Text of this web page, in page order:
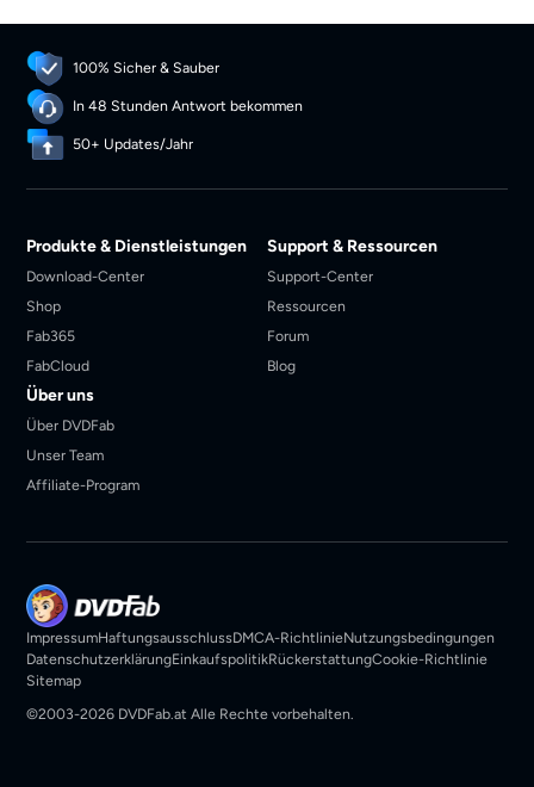
Test zeigt Freemium-Limits, Format- und
Desktop-Alternative lohnt.
100% Sicher & Sauber
In 48 Stunden Antwort bekommen
50+ Updates/Jahr
Produkte & Dienstleistungen
Download-Center
Shop
Fab365
FabCloud
Support & Ressourcen
Support-Center
Ressourcen
Forum
Blog
Über uns
Über DVDFab
Unser Team
Affiliate-Program
ImpressumHaftungsausschlussDMCA-RichtlinieNutzungsbedingungen
DatenschutzerklärungEinkaufspolitikRückerstattungCookie-Richtlinie
Sitemap
©2003-2026 DVDFab.at Alle Rechte vorbehalten.